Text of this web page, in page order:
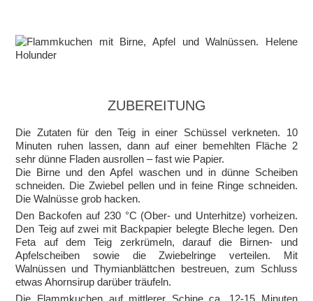
ZUBEREITUNG
Die Zutaten für den Teig in einer Schüssel verkneten. 10
Minuten ruhen lassen, dann auf einer bemehlten Fläche 2
sehr dünne Fladen ausrollen – fast wie Papier.
Die Birne und den Apfel waschen und in dünne Scheiben
schneiden. Die Zwiebel pellen und in feine Ringe schneiden.
Die Walnüsse grob hacken.
Den Backofen auf 230 °C (Ober- und Unterhitze) vorheizen.
Den Teig auf zwei mit Backpapier belegte Bleche legen. Den
Feta auf dem Teig zerkrümeln, darauf die Birnen- und
Apfelscheiben sowie die Zwiebelringe verteilen. Mit
Walnüssen und Thymianblättchen bestreuen, zum Schluss
etwas Ahornsirup darüber träufeln.
Die Flammkuchen auf mittlerer Schine ca. 12-15 Minuten